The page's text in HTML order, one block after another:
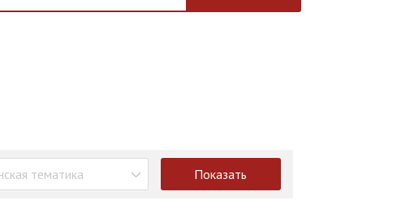
тематика Показать